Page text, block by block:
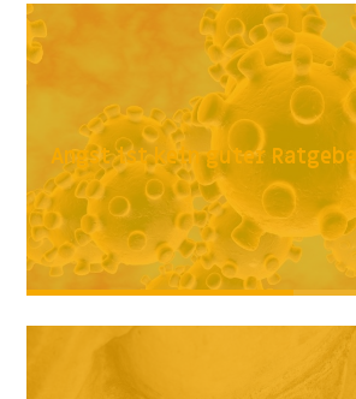
Angst ist kein guter